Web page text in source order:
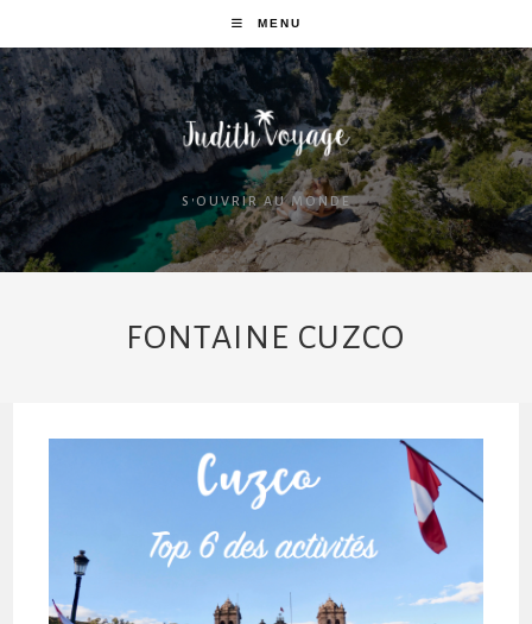
MENU
S'OUVRIR AU MONDE
FONTAINE CUZCO